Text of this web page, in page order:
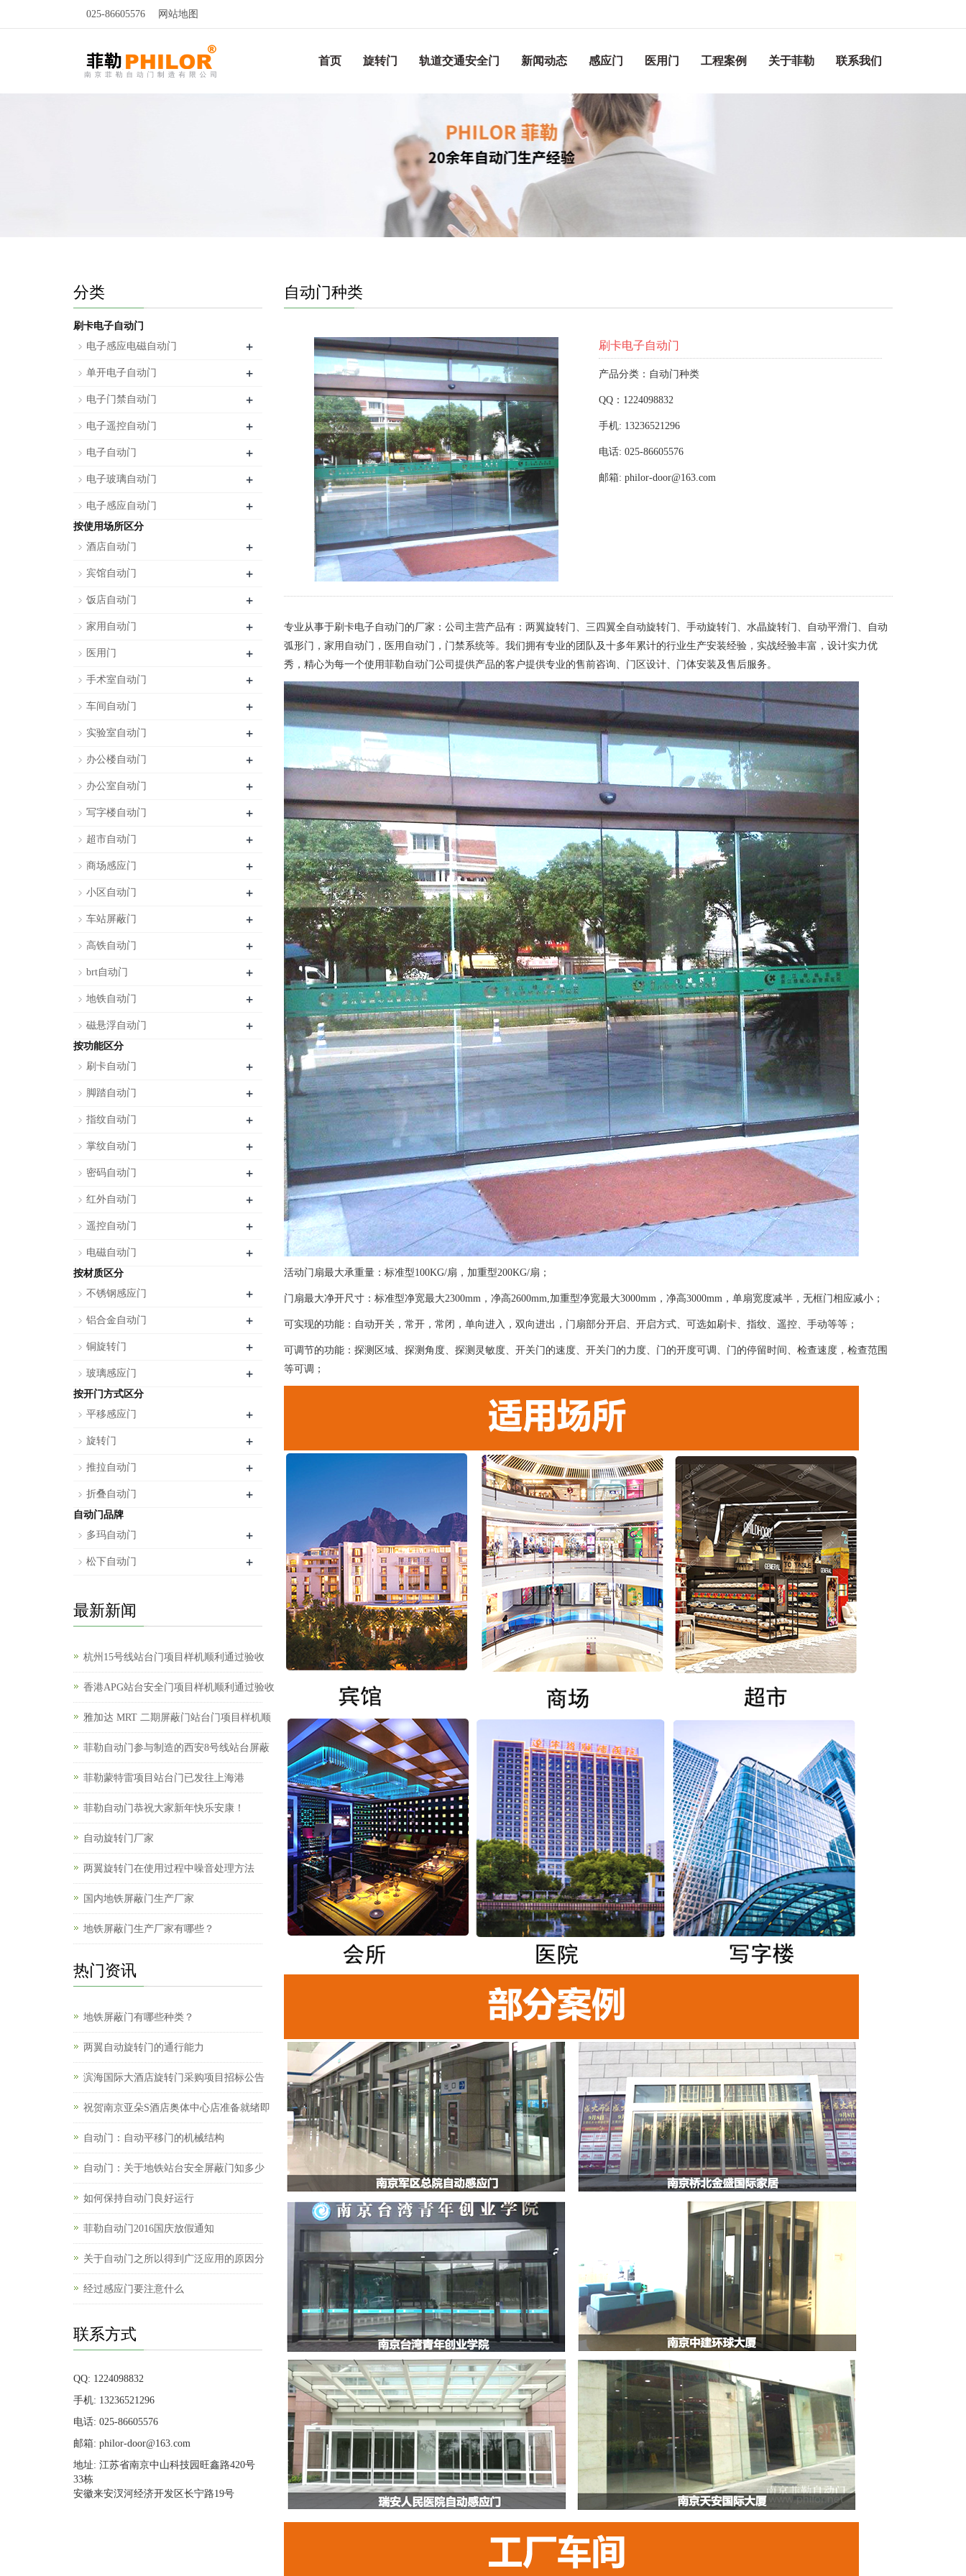
025-86605576 网站地图
首页 旋转门 轨道交通安全门 新闻动态 感应门 医用门 工程案例 关于菲勒 联系我们
自动门种类
刷卡电子自动门
产品分类：自动门种类
QQ：1224098832
手机: 13236521296
电话: 025-86605576
邮箱: philor-door@163.com
专业从事于刷卡电子自动门的厂家：公司主营产品有：两翼旋转门、三四翼全自动旋转门、手动旋转门、水晶旋转门、自动平滑门、自动
弧形门，家用自动门，医用自动门，门禁系统等。我们拥有专业的团队及十多年累计的行业生产安装经验，实战经验丰富，设计实力优
秀，精心为每一个使用菲勒自动门公司提供产品的客户提供专业的售前咨询、门区设计、门体安装及售后服务。
活动门扇最大承重量：标准型100KG/扇，加重型200KG/扇；
门扇最大净开尺寸：标准型净宽最大2300mm，净高2600mm,加重型净宽最大3000mm，净高3000mm，单扇宽度减半，无框门相应减小；
可实现的功能：自动开关，常开，常闭，单向进入，双向进出，门扇部分开启、开启方式、可选如刷卡、指纹、遥控、手动等等；
可调节的功能：探测区域、探测角度、探测灵敏度、开关门的速度、开关门的力度、门的开度可调、门的停留时间、检查速度，检查范围
等可调；
分类
刷卡电子自动门
电子感应电磁自动门
+
单开电子自动门 +
电子门禁自动门 +
电子遥控自动门 +
电子自动门 +
电子玻璃自动门 +
电子感应自动门 +
按使用场所区分
酒店自动门
+
宾馆自动门 +
饭店自动门 +
家用自动门 +
医用门 +
手术室自动门 +
车间自动门 +
实验室自动门 +
办公楼自动门 +
办公室自动门 +
写字楼自动门 +
超市自动门 +
商场感应门 +
小区自动门 +
车站屏蔽门 +
高铁自动门 +
brt自动门 +
地铁自动门 +
磁悬浮自动门 +
按功能区分
刷卡自动门
+
脚踏自动门 +
指纹自动门 +
掌纹自动门 +
密码自动门 +
红外自动门 +
遥控自动门 +
电磁自动门 +
按材质区分
不锈钢感应门
+
铝合金自动门 +
铜旋转门 +
玻璃感应门 +
按开门方式区分
平移感应门
+
旋转门 +
推拉自动门 +
折叠自动门 +
自动门品牌
多玛自动门
+
松下自动门 +
最新新闻
杭州15号线站台门项目样机顺利通过验收
香港APG站台安全门项目样机顺利通过验收
雅加达 MRT 二期屏蔽门站台门项目样机顺
菲勒自动门参与制造的西安8号线站台屏蔽
菲勒蒙特雷项目站台门已发往上海港
菲勒自动门恭祝大家新年快乐安康！
自动旋转门厂家
两翼旋转门在使用过程中噪音处理方法
国内地铁屏蔽门生产厂家
地铁屏蔽门生产厂家有哪些？
热门资讯
地铁屏蔽门有哪些种类？
两翼自动旋转门的通行能力
滨海国际大酒店旋转门采购项目招标公告
祝贺南京亚朵S酒店奥体中心店准备就绪即
自动门：自动平移门的机械结构
自动门：关于地铁站台安全屏蔽门知多少
如何保持自动门良好运行
菲勒自动门2016国庆放假通知
关于自动门之所以得到广泛应用的原因分
经过感应门要注意什么
联系方式
QQ: 1224098832
手机: 13236521296
电话: 025-86605576
邮箱: philor-door@163.com
地址: 江苏省南京中山科技园旺鑫路420号
33栋
安徽来安汊河经济开发区长宁路19号